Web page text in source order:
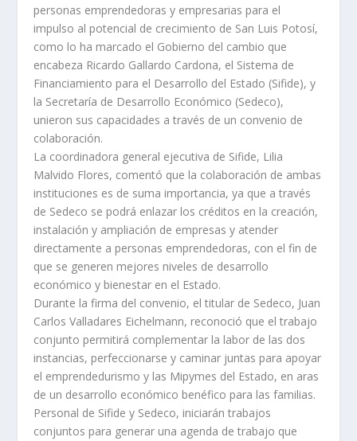
personas emprendedoras y empresarias para el
impulso al potencial de crecimiento de San Luis Potosí,
como lo ha marcado el Gobierno del cambio que
encabeza Ricardo Gallardo Cardona, el Sistema de
Financiamiento para el Desarrollo del Estado (Sifide), y
la Secretaría de Desarrollo Económico (Sedeco),
unieron sus capacidades a través de un convenio de
colaboración.
La coordinadora general ejecutiva de Sifide, Lilia
Malvido Flores, comentó que la colaboración de ambas
instituciones es de suma importancia, ya que a través
de Sedeco se podrá enlazar los créditos en la creación,
instalación y ampliación de empresas y atender
directamente a personas emprendedoras, con el fin de
que se generen mejores niveles de desarrollo
económico y bienestar en el Estado.
Durante la firma del convenio, el titular de Sedeco, Juan
Carlos Valladares Eichelmann, reconoció que el trabajo
conjunto permitirá complementar la labor de las dos
instancias, perfeccionarse y caminar juntas para apoyar
el emprendedurismo y las Mipymes del Estado, en aras
de un desarrollo económico benéfico para las familias.
Personal de Sifide y Sedeco, iniciarán trabajos
conjuntos para generar una agenda de trabajo que